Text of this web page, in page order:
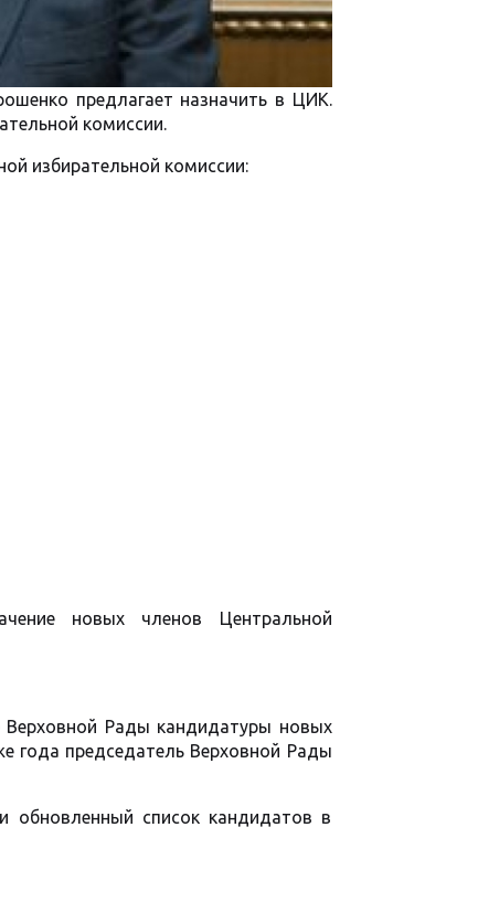
предлагает назначить в ЦИК.
комиссии.
избирательной комиссии:
новых членов Центральной
Рады кандидатуры новых
года председатель Верховной Рады
обновленный список кандидатов в